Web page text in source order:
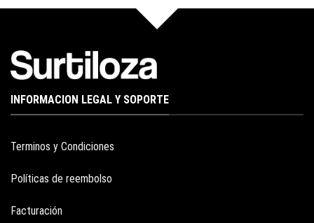
INFORMACION LEGAL Y SOPORTE
Terminos y Condiciones
Políticas de reembolso
Facturación